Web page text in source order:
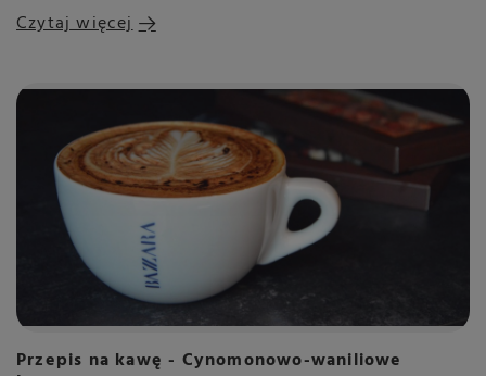
Czytaj więcej
Przepis na kawę - Cynomonowo-waniliowe